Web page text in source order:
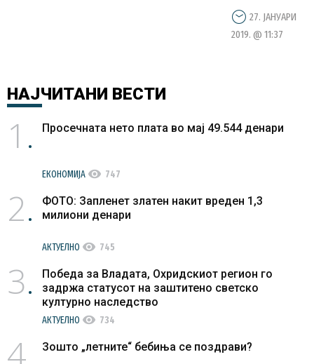
27. ЈАНУАРИ
2019. @ 11:37
НАЈЧИТАНИ ВЕСТИ
1 Просечната нето плата во мај 49.544 денари
ЕКОНОМИЈА visibility 747
2
ФОТО: Запленет златен накит вреден 1,3
милиони денари
АКТУЕЛНО visibility 745
3
Победа за Владата, Охридскиот регион го
задржа статусот на заштитено светско
културно наследство
АКТУЕЛНО visibility 734
4 Зошто „летните“ бебиња се поздрави?